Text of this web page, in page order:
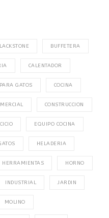
BUFFETERA
CALENTADOR
GATOS COCINA
CONSTRUCCION
EQUIPO COCINA
HELADERIA
HERRAMIENTAS HORNO
INDUSTRIAL JARDIN
MOLINO